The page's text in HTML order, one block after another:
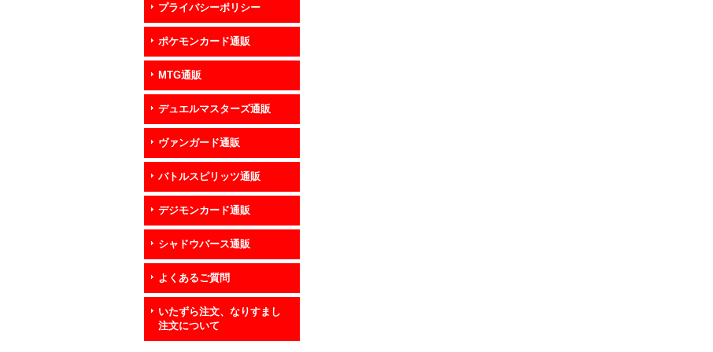
プライバシーポリシー
ポケモンカード通販
MTG通販
デュエルマスターズ通販
ヴァンガード通販
バトルスピリッツ通販
デジモンカード通販
シャドウバース通販
よくあるご質問
いたずら注文、なりすまし
注文について